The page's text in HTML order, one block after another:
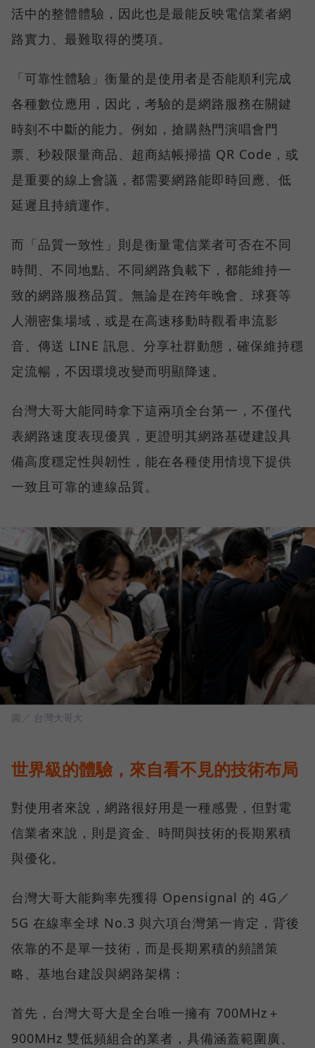
活中的整體體驗，因此也是最能反映電信業者網
路實力、最難取得的獎項。
「可靠性體驗」衡量的是使用者是否能順利完成
各種數位應用，因此，考驗的是網路服務在關鍵
時刻不中斷的能力。例如，搶購熱門演唱會門
票、秒殺限量商品、超商結帳掃描 QR Code，或
是重要的線上會議，都需要網路能即時回應、低
延遲且持續運作。
而「品質一致性」則是衡量電信業者可否在不同
時間、不同地點、不同網路負載下，都能維持一
致的網路服務品質。無論是在跨年晚會、球賽等
人潮密集場域，或是在高速移動時觀看串流影
音、傳送 LINE 訊息、分享社群動態，確保維持穩
定流暢，不因環境改變而明顯降速。
台灣大哥大能同時拿下這兩項全台第一，不僅代
表網路速度表現優異，更證明其網路基礎建設具
備高度穩定性與韌性，能在各種使用情境下提供
一致且可靠的連線品質。
圖／ 台灣大哥大
世界級的體驗，來自看不見的技術布局
對使用者來說，網路很好用是一種感覺，但對電
信業者來說，則是資金、時間與技術的長期累積
與優化。
台灣大哥大能夠率先獲得 Opensignal 的 4G／
5G 在線率全球 No.3 與六項台灣第一肯定，背後
依靠的不是單一技術，而是長期累積的頻譜策
略、基地台建設與網路架構：
首先，台灣大哥大是全台唯一擁有 700MHz＋
900MHz 雙低頻組合的業者，具備涵蓋範圍廣、